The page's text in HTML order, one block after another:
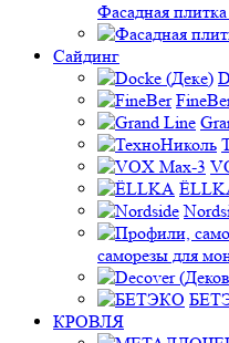
Фасадная
Сайдинг
саморезы для
КРОВЛЯ